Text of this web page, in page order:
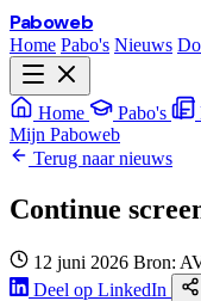
Paboweb
Home Pabo's Nieuws
Home Pabo's
Mijn Paboweb
Terug naar nieuws
Continue
12 juni 2026 Bron:
Deel op LinkedIn